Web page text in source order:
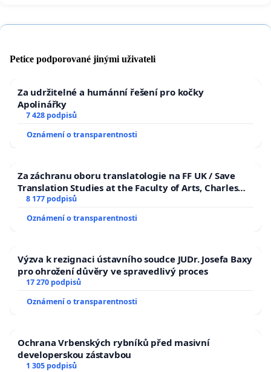
Petice podporované jinými uživateli
Za udržitelné a humánní řešení pro kočky
Apolinářky
7 428 podpisů
Oznámení o transparentnosti
Za záchranu oboru translatologie na FF UK / Save
Translation Studies at the Faculty of Arts, Charles
University
8 177 podpisů
Oznámení o transparentnosti
Výzva k rezignaci ústavního soudce JUDr. Josefa Baxy
pro ohrožení důvěry ve spravedlivý proces
17 270 podpisů
Oznámení o transparentnosti
Ochrana Vrbenských rybníků před masivní
developerskou zástavbou
1 305 podpisů